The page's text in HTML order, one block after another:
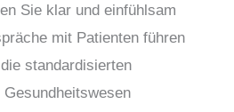
Sie klar und einfühlsam
mit Patienten führen
standardisierten